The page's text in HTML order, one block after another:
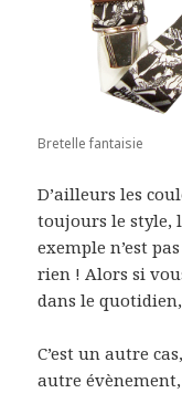
Bretelle fantaisie
D’ailleurs les
toujours le style,
exemple n’est
rien ! Alors si
dans le
C’est un autre
autre